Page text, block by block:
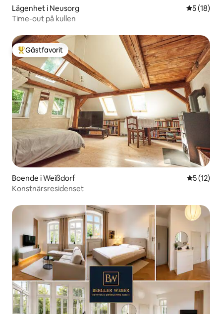
Lägenhet i Neusorg 5 av 5 i
5 (18)
Time-out på kullen
Populär gästfavorit
Gästfavorit
Boende i Weißdorf 5 av 5 i
5 (12)
Konstnärsresidenset